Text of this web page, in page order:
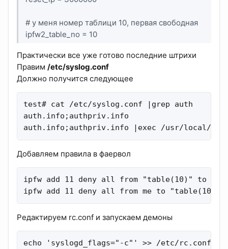
# у меня номер таблици 10, первая свободная
ipfw2_table_no = 10
Практически все уже готово последние штрихи
Правим /etc/syslog.conf
Должно получится следующее
test# cat /etc/syslog.conf |grep auth
auth.info;authpriv.info
auth.info;authpriv.info |exec /usr/local/
Добавляем правила в фаервол
ipfw add 11 deny all from "table(10)" to me
ipfw add 11 deny all from me to "table(10)"
Редактируем rc.conf и запускаем демоны
echo 'syslogd_flags="-c"' >> /etc/rc.conf